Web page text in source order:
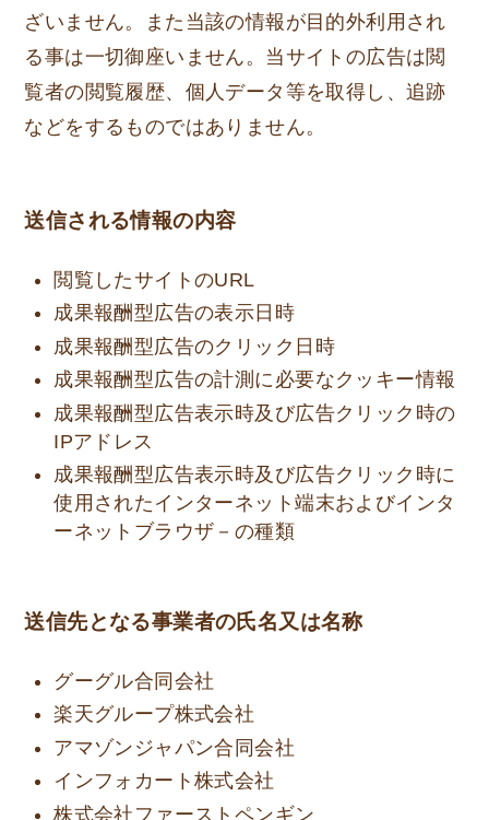
ざいません。また当該の情報が目的外利用され
る事は一切御座いません。当サイトの広告は閲
覧者の閲覧履歴、個人データ等を取得し、追跡
などをするものではありません。
送信される情報の内容
閲覧したサイトのURL
成果報酬型広告の表示日時
成果報酬型広告のクリック日時
成果報酬型広告の計測に必要なクッキー情報
成果報酬型広告表示時及び広告クリック時の
IPアドレス
成果報酬型広告表示時及び広告クリック時に
使用されたインターネット端末およびインタ
ーネットブラウザ－の種類
送信先となる事業者の氏名又は名称
グーグル合同会社
楽天グループ株式会社
アマゾンジャパン合同会社
インフォカート株式会社
株式会社ファーストペンギン